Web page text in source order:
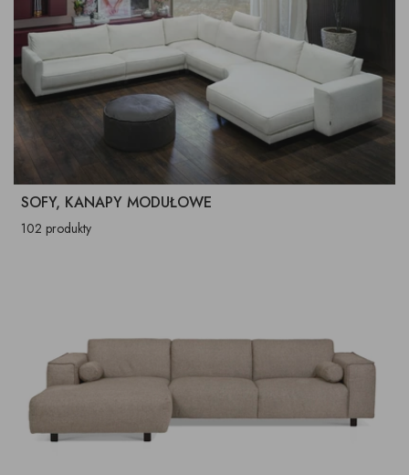
SOFY, KANAPY MODUŁOWE
102 produkty